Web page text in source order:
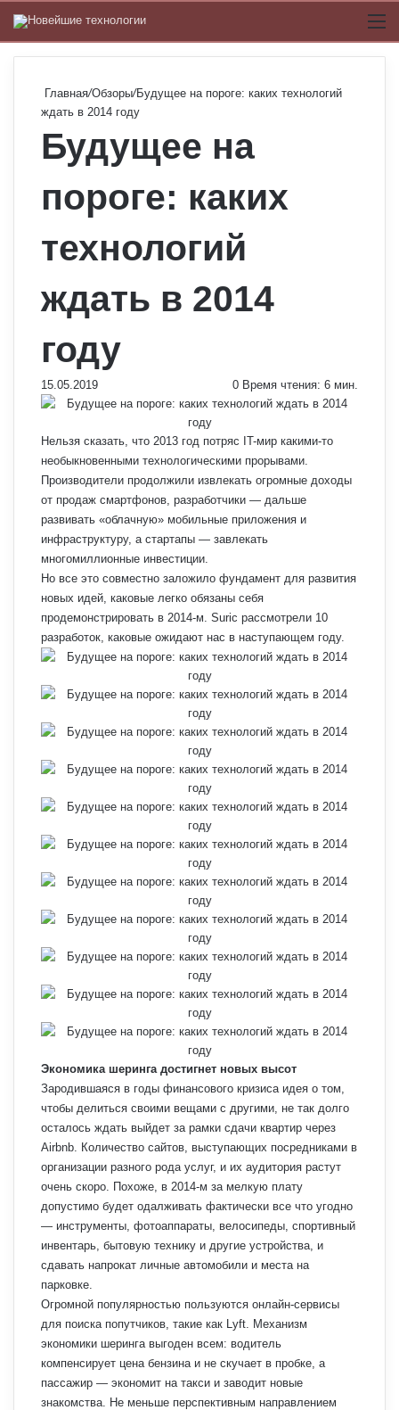
Главная/Обзоры/Будущее на пороге: каких технологий
ждать в 2014 году
Будущее на
пороге: каких
технологий
ждать в 2014
году
15.05.2019 0 Время чтения: 6 мин.
Нельзя сказать, что 2013 год потряс IT-мир какими-то
необыкновенными технологическими прорывами.
Производители продолжили извлекать огромные доходы
от продаж смартфонов, разработчики — дальше
развивать «облачную» мобильные приложения и
инфраструктуру, а стартапы — завлекать
многомиллионные инвестиции.
Но все это совместно заложило фундамент для развития
новых идей, каковые легко обязаны себя
продемонстрировать в 2014-м. Suric рассмотрели 10
разработок, каковые ожидают нас в наступающем году.
Экономика шеринга достигнет новых высот
Зародившаяся в годы финансового кризиса идея о том,
чтобы делиться своими вещами с другими, не так долго
осталось ждать выйдет за рамки сдачи квартир через
Airbnb. Количество сайтов, выступающих посредниками в
организации разного рода услуг, и их аудитория растут
очень скоро. Похоже, в 2014-м за мелкую плату
допустимо будет одалживать фактически все что угодно
— инструменты, фотоаппараты, велосипеды, спортивный
инвентарь, бытовую технику и другие устройства, и
сдавать напрокат личные автомобили и места на
парковке.
Огромной популярностью пользуются онлайн-сервисы
для поиска попутчиков, такие как Lyft. Механизм
экономики шеринга выгоден всем: водитель
компенсирует цена бензина и не скучает в пробке, а
пассажир — экономит на такси и заводит новые
знакомства. Не меньше перспективным направлением